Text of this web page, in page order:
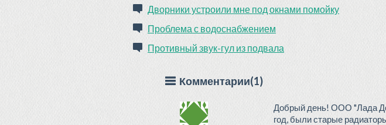
Дворники устроили мне под окнами помойку
Проблема с водоснабжением
Противный звук-гул из подвала
Комментарии(1)
Добрый день! ООО "Лада
год, были старые